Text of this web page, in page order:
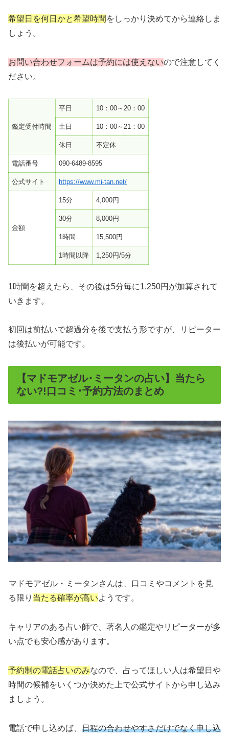
希望日を何日かと希望時間 をしっかり決めてから連絡しま
しょう。
お問い合わせフォームは予約には使えないので注意してく
ださい。
鑑定受付時間
平日 10：00～20：00
土日 10：00～21：00
休日 不定休
電話番号 090-6489-8595
公式サイト https://www.mi-tan.net/
金額
15分 4,000円
30分 8,000円
1時間 15,500円
1時間以降 1,250円/5分
1時間を超えたら、その後は5分毎に1,250円が加算されて
いきます。
初回は前払いで超過分を後で支払う形ですが、リピーター
は後払いが可能です。
【マドモアゼル･ミータンの占い】当たら
ない?!口コミ･予約方法のまとめ
マドモアゼル・ミータンさんは、口コミやコメントを見
る限り 当たる確率が高いようです。
キャリアのある占い師で、著名人の鑑定やリピーターが多
い点でも安心感があります。
予約制の電話占いのみなので、占ってほしい人は希望日や
時間の候補をいくつか決めた上で公式サイトから申し込み
ましょう。
電話で申し込めば、 日程の合わせやすさだけでなく申し込